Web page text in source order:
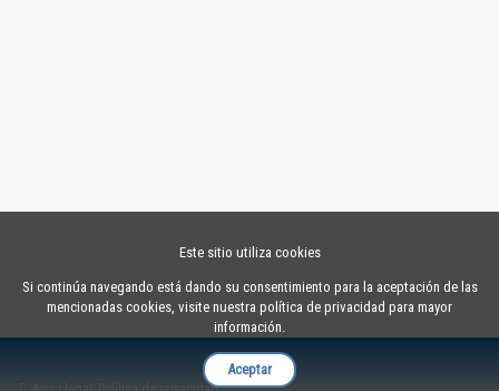
Este sitio utiliza cookies
Si continúa navegando está dando su consentimiento para la aceptación de las
mencionadas cookies, visite nuestra política de privacidad para mayor
información.
Aceptar